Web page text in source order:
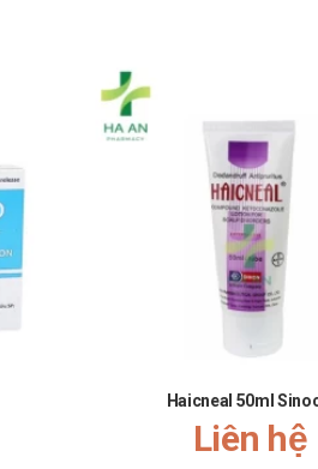
Haicneal 50ml
Liên hệ